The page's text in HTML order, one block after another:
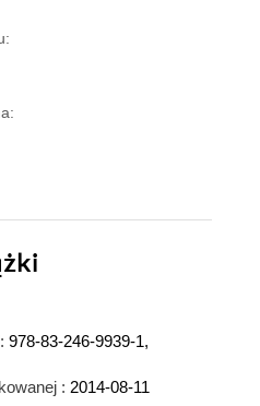
978-83-246-9939-1,
: 2014-08-11